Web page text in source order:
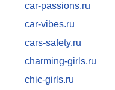
car-passions.ru
car-vibes.ru
cars-safety.ru
charming-girls.ru
chic-girls.ru